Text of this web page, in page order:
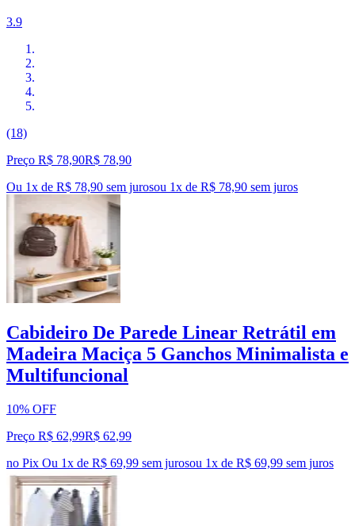
3.9
(18)
Preço R$ 78,90R$ 78,90
Ou 1x de R$ 78,90 sem jurosou 1x de R$ 78,90 sem juros
Cabideiro De Parede Linear Retrátil em
Madeira Maciça 5 Ganchos Minimalista e
Multifuncional
10% OFF
Preço R$ 62,99R$ 62,99
no Pix Ou 1x de R$ 69,99 sem jurosou 1x de R$ 69,99 sem juros